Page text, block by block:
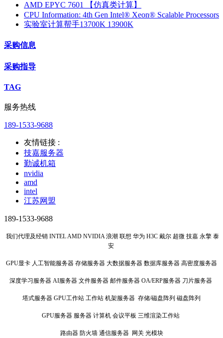
AMD EPYC 7601 【仿真类计算】
CPU Information: 4th Gen Intel® Xeon® Scalable Processors
实验室计算帮手13700K 13900K
采购信息
采购指导
TAG
服务热线
189-1533-9688
友情链接 :
技嘉服务器
勤诚机箱
nvidia
amd
intel
江苏网盟
189-1533-9688
我们代理及经销 INTEL AMD NVIDIA 浪潮 联想 华为 H3C 戴尔 超微 技嘉 永擎 泰
安
GPU显卡 人工智能服务器 存储服务器 大数据服务器 数据库服务器 高密度服务器
深度学习服务器 AI服务器 文件服务器 邮件服务器 OA/ERP服务器 刀片服务器
塔式服务器 GPU工作站 工作站 机架服务器 存储/磁盘阵列 磁盘阵列
GPU服务器 服务器 计算机 会议平板 三维渲染工作站
路由器 防火墙 通信服务器 网关 光模块